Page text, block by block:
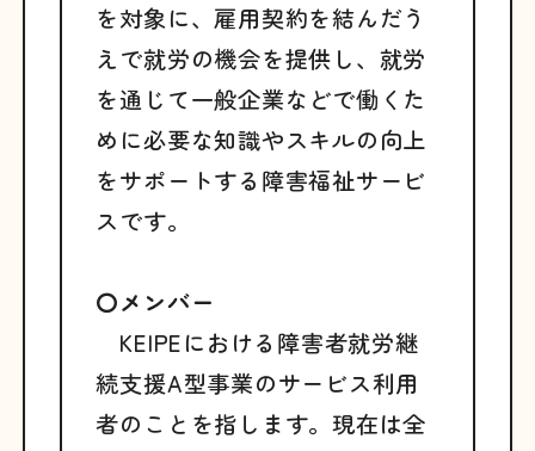
を対象に、雇用契約を結んだう
えで就労の機会を提供し、就労
を通じて一般企業などで働くた
めに必要な知識やスキルの向上
をサポートする障害福祉サービ
スです。
〇メンバー
KEIPEにおける障害者就労継
続支援A型事業のサービス利用
者のことを指します。現在は全